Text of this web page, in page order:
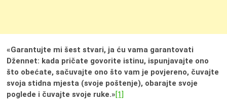
«Garantujte mi šest stvari, ja ću vama garantovati
Džennet: kada pričate govorite istinu, ispunjavajte ono
što obećate, sačuvajte ono što vam je povjereno, čuvajte
svoja stidna mjesta (svoje poštenje), obarajte svoje
poglede i čuvajte svoje ruke.»[1]